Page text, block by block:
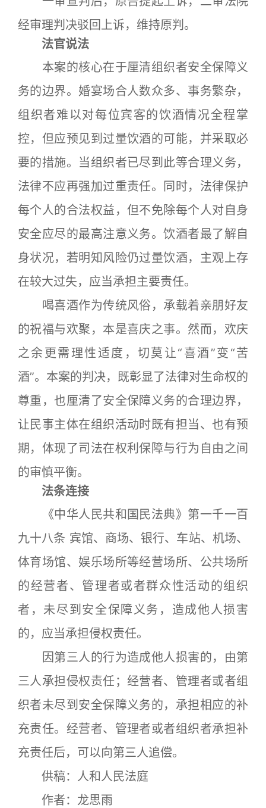
经审理判决驳回上诉，维持原判。
法官说法
本案的核心在于厘清组织者安全保障义
务的边界。婚宴场合人数众多、事务繁杂，
组织者难以对每位宾客的饮酒情况全程掌
控，但应预见到过量饮酒的可能，并采取必
要的措施。当组织者已尽到此等合理义务，
法律不应再强加过重责任。同时，法律保护
每个人的合法权益，但不免除每个人对自身
安全应尽的最高注意义务。饮酒者最了解自
身状况，若明知风险仍过量饮酒，主观上存
在较大过失，应当承担主要责任。
喝喜酒作为传统风俗，承载着亲朋好友
的祝福与欢聚，本是喜庆之事。然而，欢庆
之余更需理性适度，切莫让“喜酒”变“苦
酒”。本案的判决，既彰显了法律对生命权的
尊重，也厘清了安全保障义务的合理边界，
让民事主体在组织活动时既有担当、也有预
期，体现了司法在权利保障与行为自由之间
的审慎平衡。
法条连接
《中华人民共和国民法典》第一千一百
九十八条 宾馆、商场、银行、车站、机场、
体育场馆、娱乐场所等经营场所、公共场所
的经营者、管理者或者群众性活动的组织
者，未尽到安全保障义务，造成他人损害
的，应当承担侵权责任。
因第三人的行为造成他人损害的，由第
三人承担侵权责任；经营者、管理者或者组
织者未尽到安全保障义务的，承担相应的补
充责任。经营者、管理者或者组织者承担补
充责任后，可以向第三人追偿。
供稿：人和人民法庭
作者：龙思雨